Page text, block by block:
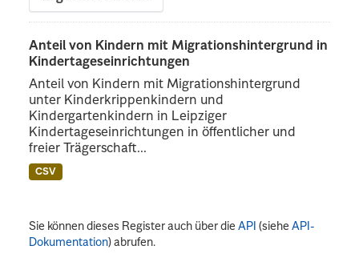
Anteil von Kindern mit Migrationshintergrund in
Kindertageseinrichtungen
Anteil von Kindern mit Migrationshintergrund
unter Kinderkrippenkindern und
Kindergartenkindern in Leipziger
Kindertageseinrichtungen in öffentlicher und
freier Trägerschaft...
CSV
Sie können dieses Register auch über dieAPI (sieheAPI-
Dokumentation) abrufen.